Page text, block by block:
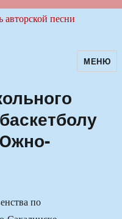
авторскойМЕНЮ